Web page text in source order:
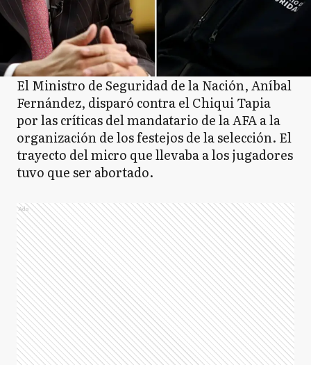
El Ministro de Seguridad de la Nación, Aníbal
Fernández, disparó contra el Chiqui Tapia
por las críticas del mandatario de la AFA a la
organización de los festejos de la selección. El
trayecto del micro que llevaba a los jugadores
tuvo que ser abortado.
Ads